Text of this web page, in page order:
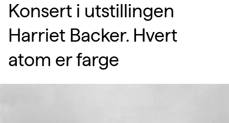
Konsert i utstillingen
Harriet Backer. Hvert
atom er farge